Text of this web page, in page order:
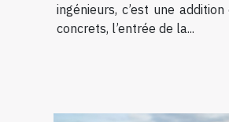
ingénieurs, c’est une
concrets, l’entrée de la...